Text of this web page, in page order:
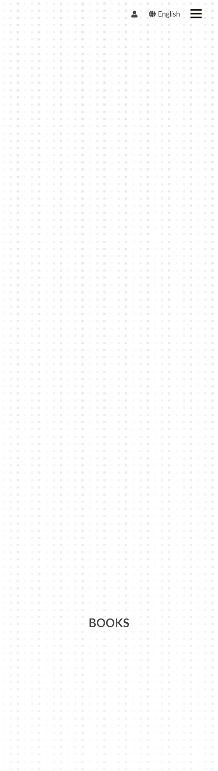
English
BOOKS